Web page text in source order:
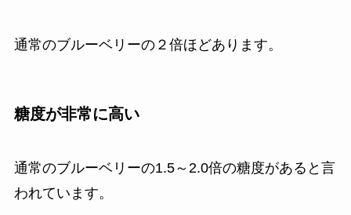
通常のブルーベリーの２倍ほどあります。
糖度が非常に高い
通常のブルーベリーの1.5～2.0倍の糖度があると言
われています。